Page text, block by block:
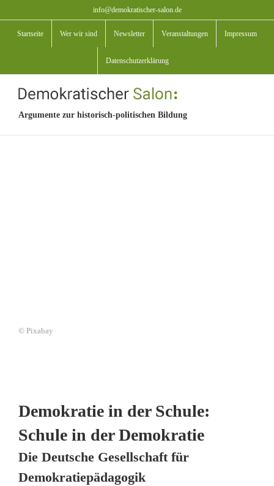
Inhalt
springen
info@demokratischer-salon.de
Startseite Wer wir sind Newsletter Veranstaltungen Impressum
Datenschutzerklärung
Argumente zur historisch-politischen Bildung
© Pixabay
Demokratie in der Schule:
Schule in der Demokratie
Die Deutsche Gesellschaft für
Demokratiepädagogik